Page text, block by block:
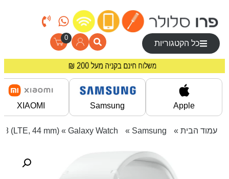
כל הקטגוריות
0
משלוח חינם בקניה מעל 200 ₪
מחירים מיוחדים לרוכשים באתר!
Apple
Samsung
XIAOMI
עמוד הבית »
Samsung
»
Galaxy Watch » Galaxy Watch8 (LTE, 44 mm) סמסונג שעון חכם